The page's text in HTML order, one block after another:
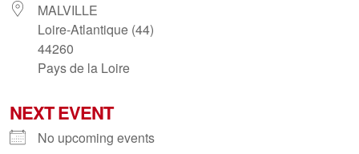
MALVILLE
Loire-Atlantique (44)
44260
Pays de la Loire
NEXT EVENT
No upcoming events